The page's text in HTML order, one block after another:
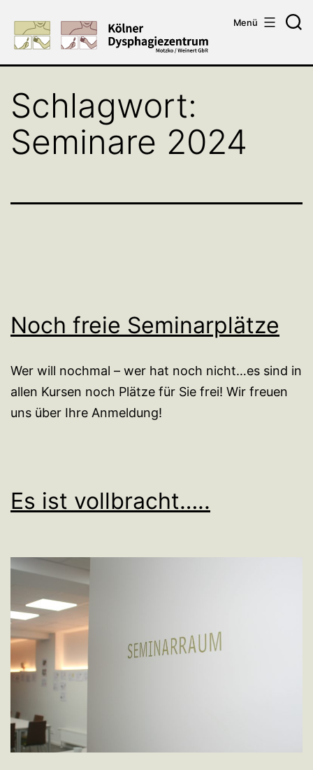
Inhalt
springen
Menü
Schlagwort:
Seminare 2024
Noch freie Seminarplätze
Wer will nochmal – wer hat noch nicht…es sind in
allen Kursen noch Plätze für Sie frei! Wir freuen
uns über Ihre Anmeldung!
Es ist vollbracht…..